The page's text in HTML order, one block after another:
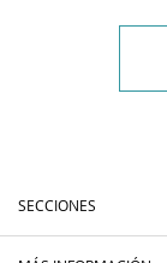
SECCIONES